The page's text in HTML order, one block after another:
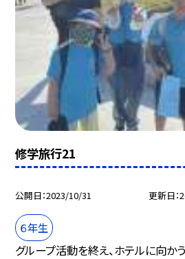
修学旅行21
公開日 2023/10/31 更新日
６年生
グループ活動を終え、ホテルに向か